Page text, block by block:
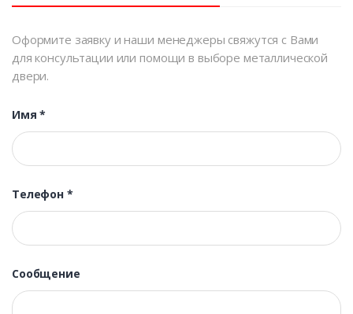
Оформите заявку и наши менеджеры свяжутся с Вами
для консультации или помощи в выборе металлической
двери.
Имя*
Телефон *
Сообщение